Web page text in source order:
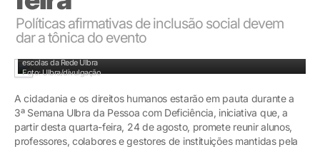
Políticas afirmativas de inclusão social devem
dar a tônica do evento
escolas da Rede Ulbra
Foto: Ulbra/divulgação
A cidadania e os direitos humanos estarão em pauta durante a
3ª Semana Ulbra da Pessoa com Deficiência, iniciativa que, a
partir desta quarta-feira, 24 de agosto, promete reunir alunos,
professores, colabores e gestores de instituições mantidas pela